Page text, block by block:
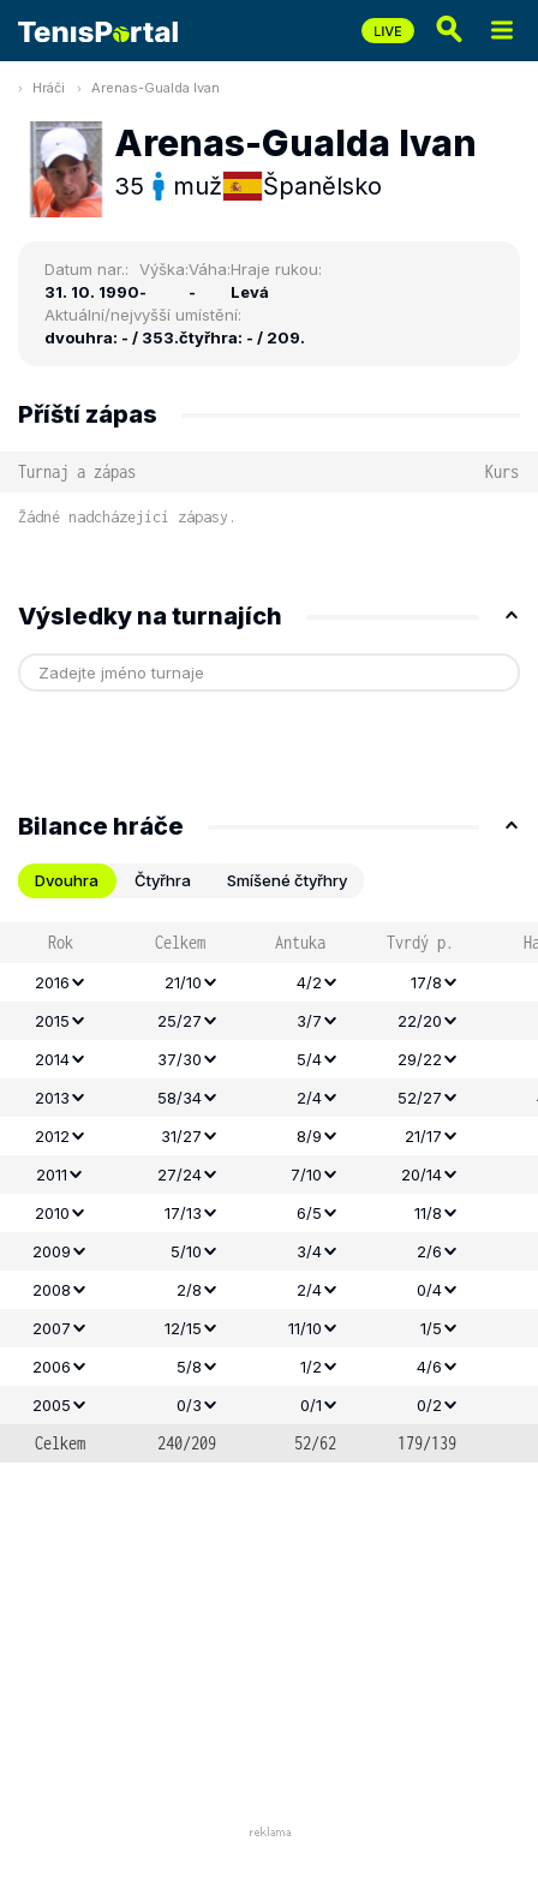
Hráči Arenas-Gualda Ivan
Arenas-Gualda Ivan
35 muž Španělsko
Datum nar.:
31. 10. 1990
Výška:
-
Váha:
-
Hraje rukou:
Levá
Aktuální/nejvyšší umístění:
dvouhra: - / 353.čtyřhra: - / 209.
Příští zápas
Turnaj a zápas Kurs
Žádné nadcházející zápasy.
Výsledky na turnajích
Bilance hráče
Dvouhra Čtyřhra Smíšené čtyřhry
Rok Celkem Antuka Tvrdý p.
2016 21/10 4/2
17/8
2015
25/27 3/7
22/20
2014
37/30 5/4 29/22
2013
58/34 2/4 52/27
2012
31/27 8/9
21/17
2011
27/24 7/10
20/14
2010
17/13 6/5
11/8
2009
5/10 3/4
2/6
2008
2/8 2/4
0/4
2007
12/15 11/10
1/5
2006
5/8 1/2
4/6
2005
0/3 0/1 0/2
Celkem 240/209 52/62 179/139